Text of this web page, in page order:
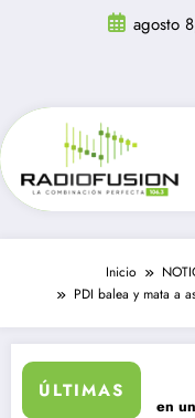
agosto
Inicio
PDI balea y mata a
ÚLTIMAS
a Ceuta en un día: